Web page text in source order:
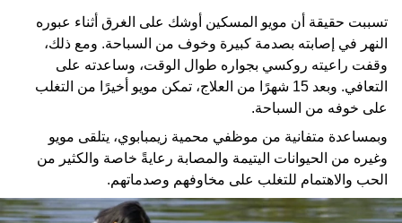
تسببت حقيقة أن مويو المسكين أوشك على الغرق أثناء عبوره
النهر في إصابته بصدمة كبيرة وخوف من السباحة. ومع ذلك،
وقفت راعيته روكسي بجواره طوال الوقت، وساعدته على
التعافي. وبعد 15 شهرًا من العلاج، تمكن مويو أخيرًا من التغلب
على خوفه من السباحة.
وبمساعدة متفانية من موظفي محمية زيمبابوي، يتلقى مويو
وغيره من الحيوانات اليتيمة والمصابة رعايةً خاصة والكثير من
الحب والاهتمام للتغلب على مخاوفهم وصدماتهم.